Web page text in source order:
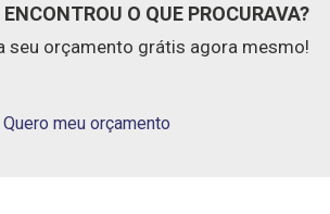
ENCONTROU O QUE PROCURAVA?
seu orçamento grátis agora mesmo!
Quero meu orçamento